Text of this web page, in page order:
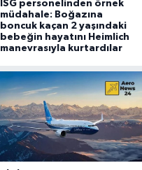
ISG personelinden örnek
müdahale: Boğazına
boncuk kaçan 2 yaşındaki
bebeğin hayatını Heimlich
manevrasıyla kurtardılar